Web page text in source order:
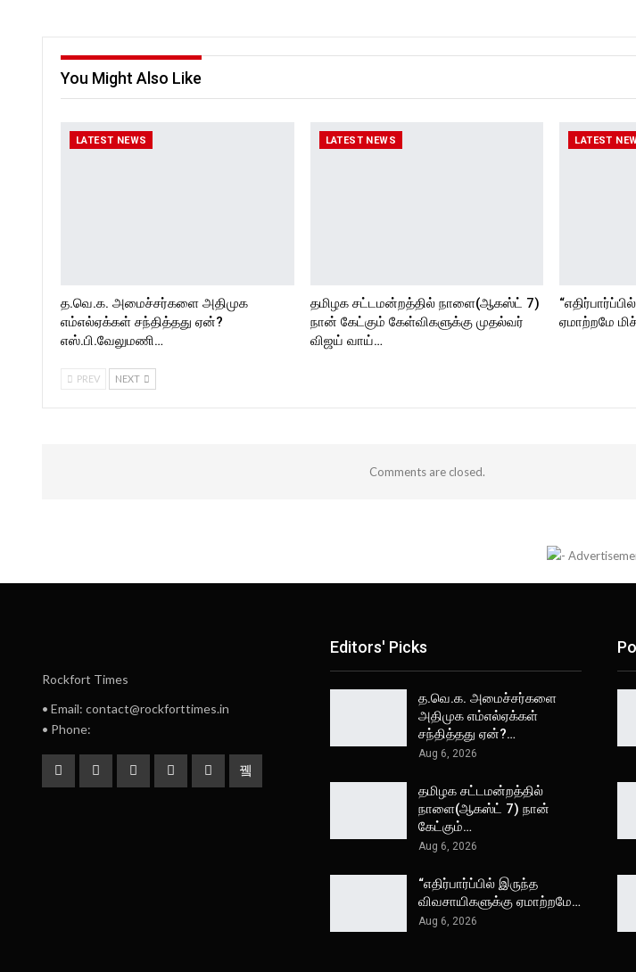
You Might Also Like
LATEST NEWS
த.வெ.க. அமைச்சர்களை அதிமுக
எம்எல்ஏக்கள் சந்தித்தது ஏன்?
எஸ்.பி.வேலுமணி…
LATEST NEWS
தமிழக சட்டமன்றத்தில் நாளை(ஆகஸ்ட் 7)
நான் கேட்கும் கேள்விகளுக்கு முதல்வர்
விஜய் வாய்…
LATEST
ஏமாற்றமே
PREV NEXT
Comments are closed.
Rockfort Times
• Email: contact@rockforttimes.in
• Phone:
Editors' Picks
த.வெ.க. அமைச்சர்களை
அதிமுக எம்எல்ஏக்கள்
சந்தித்தது ஏன்?…
Aug 6, 2026
தமிழக சட்டமன்றத்தில்
நாளை(ஆகஸ்ட் 7) நான்
கேட்கும்…
Aug 6, 2026
“எதிர்பார்ப்பில் இருந்த
விவசாயிகளுக்கு ஏமாற்றமே…
Aug 6, 2026